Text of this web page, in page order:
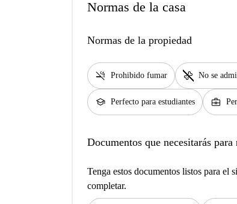
Normas de la casa
Normas de la propiedad
smoke_free Prohibido fumar pet_supplies No se
school Perfecto para estudiantes business_center
Documentos que necesitarás
Tenga estos documentos listos para el
completar.